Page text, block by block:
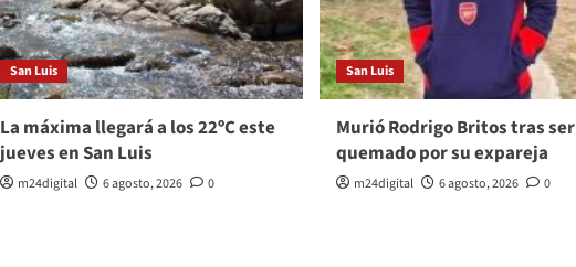
San Luis
La máxima llegará a los 22ºC este
jueves en San Luis
m24digital 6 agosto, 2026 0
San Luis
Murió Rodrigo Britos tras ser
quemado por su expareja
m24digital 6 agosto, 2026 0